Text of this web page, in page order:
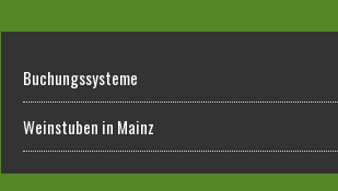
Buchungssysteme
Weinstuben in Mainz